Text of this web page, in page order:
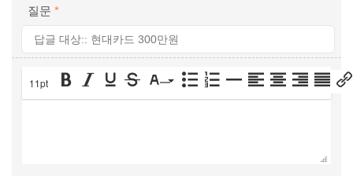
질문 *
11pt